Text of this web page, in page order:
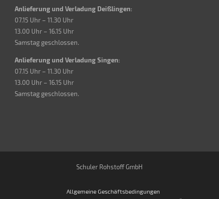
Anlieferung und Verladung Deißlingen:
07.15 Uhr – 11.30 Uhr
13.00 Uhr – 16.15 Uhr
Samstag geschlossen.
Anlieferung und Verladung Singen:
07.15 Uhr – 11.30 Uhr
13.00 Uhr – 16.15 Uhr
Samstag geschlossen.
Schuler Rohstoff GmbH
Allgemeine Geschäftsbedingungen